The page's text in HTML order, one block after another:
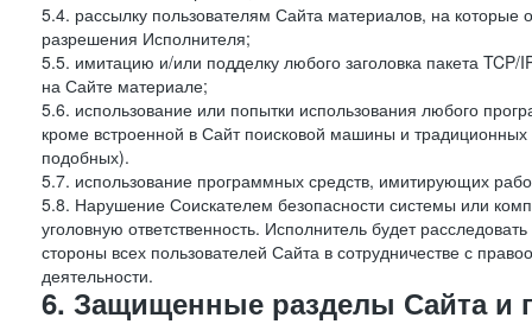
5.4. рассылку пользователям Сайта материалов, на
разрешения Исполнителя;
5.5. имитацию и/или подделку любого заголовка пакета
на Сайте материале;
5.6. использование или попытки использования любого
кроме встроенной в Сайт поисковой машины и
подобных).
5.7. использование программных средств, имитирующих
5.8. Нарушение Соискателем безопасности системы или
уголовную ответственность. Исполнитель будет
стороны всех пользователей Сайта в сотрудничестве с
деятельности.
6. Защищенные разделы Сайта и